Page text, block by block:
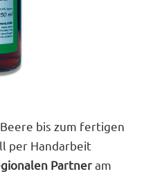
bis zum fertigen
per Handarbeit
Partneram